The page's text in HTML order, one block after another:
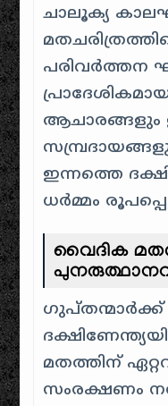
ചാലൂക്യ
പരിവർത്തന
ആചാരങ്ങളും
ഇന്നത്തെ
ധർമ്മം
വൈദിക
മതത്തിന്
സംരക്ഷണം